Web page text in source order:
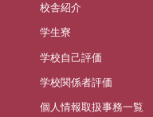
校舎紹介
学生寮
学校自己評価
学校関係者評価
個人情報取扱事務一覧